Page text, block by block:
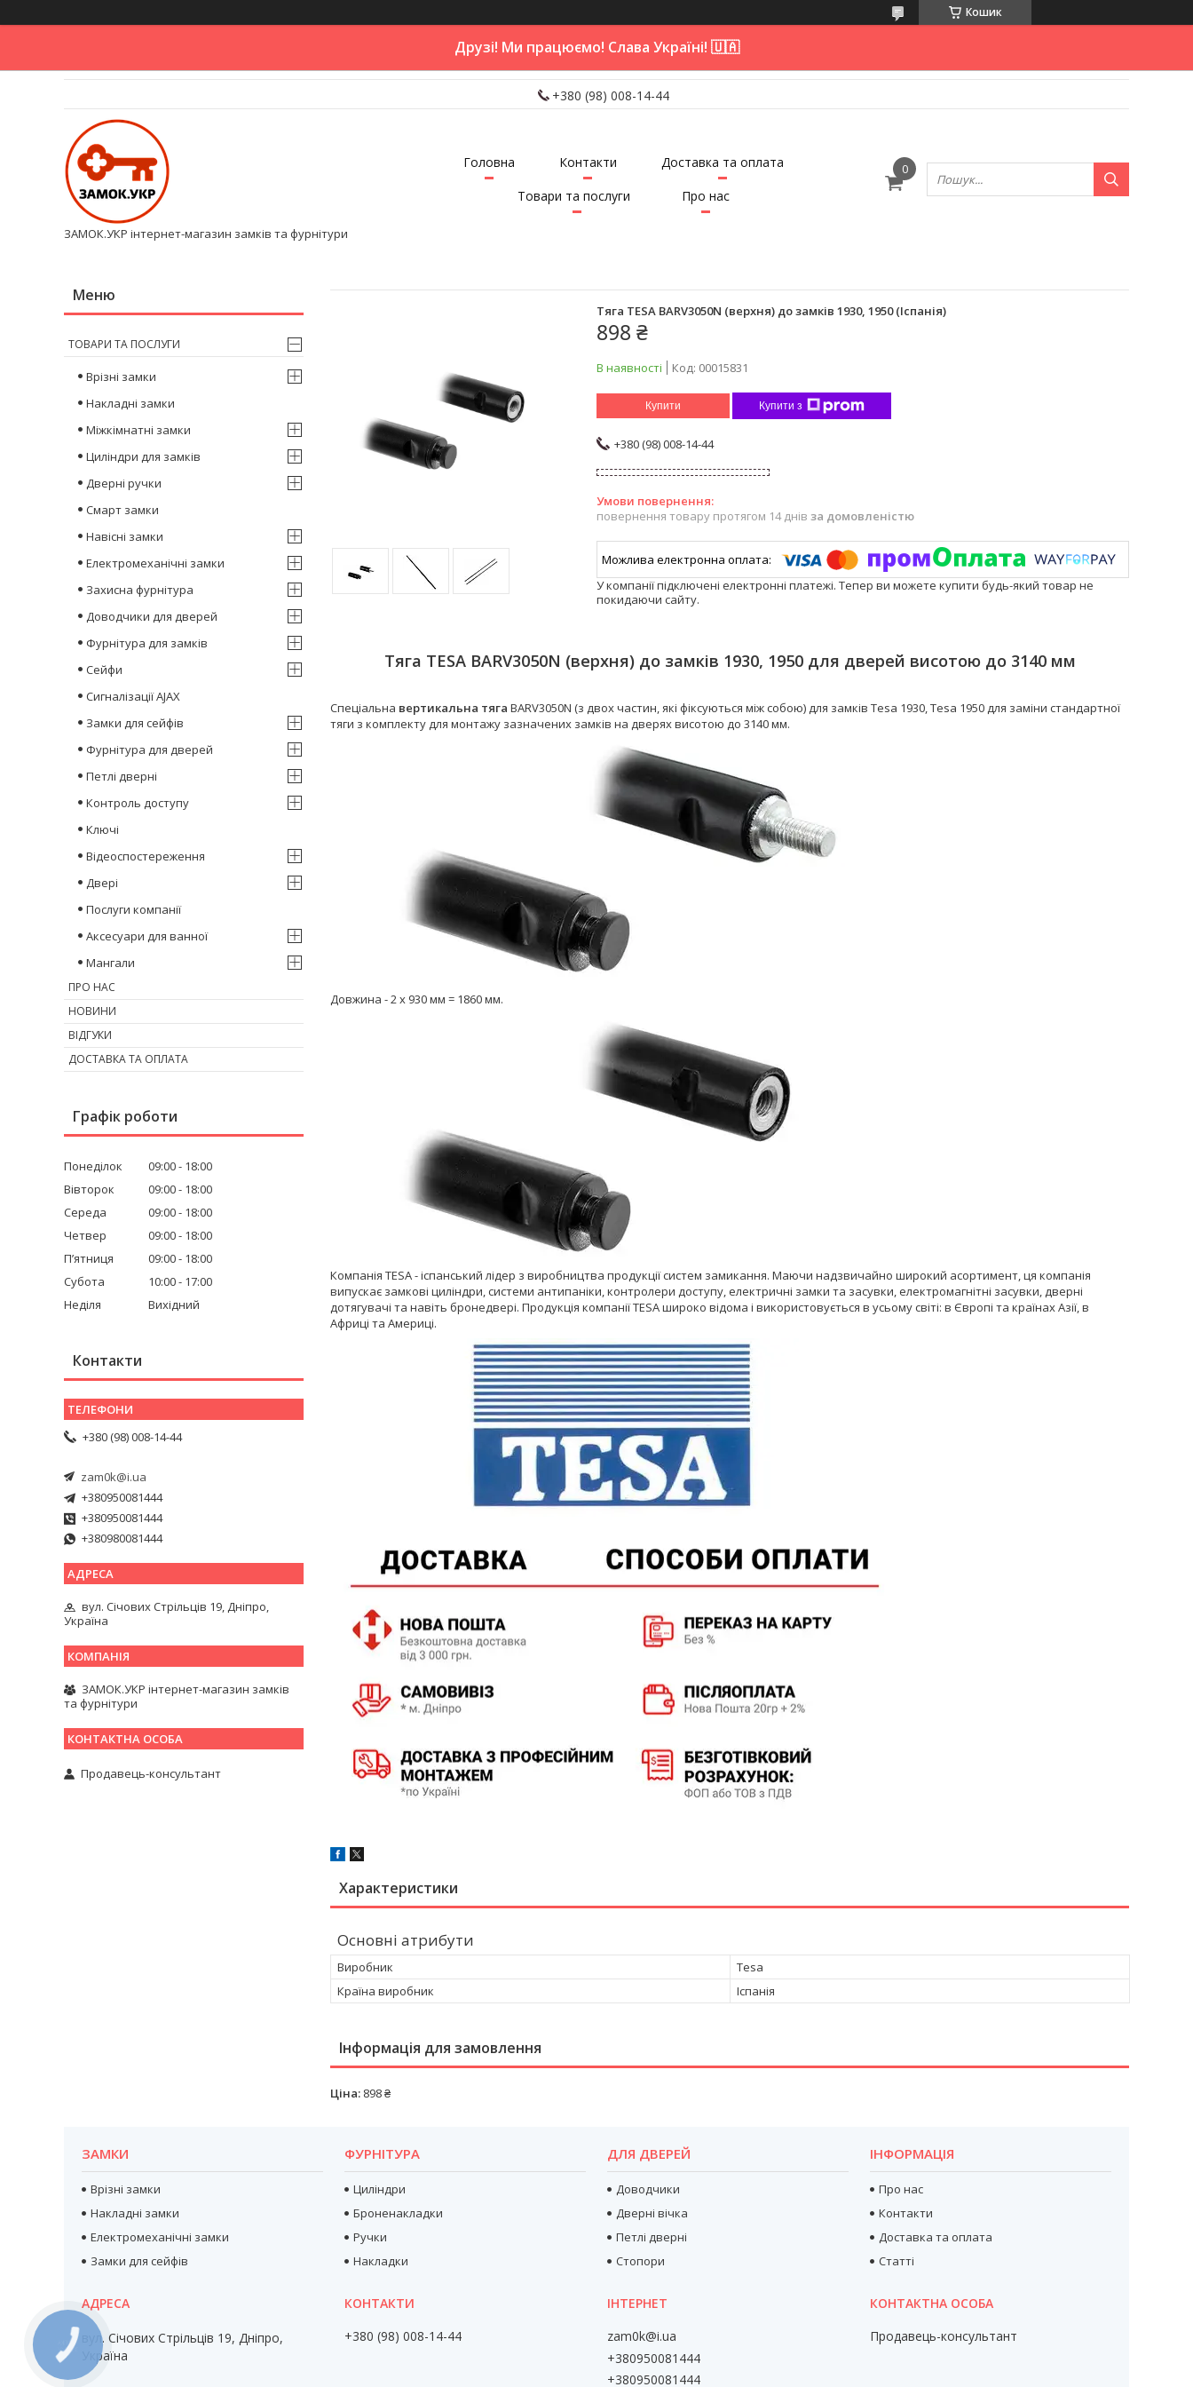
Кошик
Друзі! Ми працюємо! Слава Україні! 🇺🇦
+380 (98) 008-14-44
ЗАМОК.УКР інтернет-магазин замків та фурнітури
Головна Контакти
Доставка та оплата
Товари та послуги
Про нас
Тяга TESA BARV3050N (верхня) до замків 1930, 1950 (Іспанія)
898 ₴
В наявності Код: 00015831
Купити Купити з
+380 (98) 008-14-44
повернення товару протягом 14 днів за домовленістю
У компанії підключені електронні платежі. Тепер ви можете купити будь-який товар не
покидаючи сайту.
Тяга TESA BARV3050N (верхня) до замків 1930, 1950 для дверей висотою до 3140 мм
Спеціальна вертикальна тяга BARV3050N (з двох частин, які фіксуються між собою) для замків Tesa 1930, Tesa 1950 для заміни стандартної
тяги з комплекту для монтажу зазначених замків на дверях висотою до 3140 мм.
Довжина - 2 х 930 мм = 1860 мм.
Компанія TESA - іспанський лідер з виробництва продукції систем замикання. Маючи надзвичайно широкий асортимент, ця компанія
випускає замкові циліндри, системи антипаніки, контролери доступу, електричні замки та засувки, електромагнітні засувки, дверні
дотягувачі та навіть бронедвері. Продукція компанії TESA широко відома і використовується в усьому світі: в Європі та країнах Азії, в
Африці та Америці.
Характеристики
Основні атрибути
Виробник
Tesa
Країна виробник
Іспанія
Інформація для замовлення
Ціна: 898 ₴
ТОВАРИ ТА ПОСЛУГИ
Врізні замки
Накладні замки
Міжкімнатні замки
Циліндри для замків
Дверні ручки
Смарт замки
Навісні замки
Електромеханічні замки
Захисна фурнітура
Доводчики для дверей
Фурнітура для замків
Сейфи
Сигналізації AJAX
Замки для сейфів
Фурнітура для дверей
Петлі дверні
Контроль доступу
Ключі
Відеоспостереження
Двері
Послуги компанії
Аксесуари для ванної
Мангали
ПРО НАС
НОВИНИ
ВІДГУКИ
ДОСТАВКА ТА ОПЛАТА
Графік роботи
Понеділок 09:00
18:00
Вівторок
09:00
18:00
Середа
09:00
18:00
Четвер
09:00
18:00
Пʼятниця
09:00
18:00
Субота
10:00
17:00
Неділя
Вихідний
Контакти
+380 (98) 008-14-44
zam0k@i.ua
+380950081444
+380950081444
+380980081444
вул. Січових Стрільців 19, Дніпро,
Україна
ЗАМОК.УКР інтернет-магазин замків
та фурнітури
Продавець-консультант
ЗАМКИ
Врізні замки
Накладні замки
Електромеханічні замки
Замки для сейфів
ФУРНІТУРА
Циліндри
Броненакладки
Ручки
Накладки
ДЛЯ ДВЕРЕЙ
Доводчики
Дверні вічка
Петлі дверні
Стопори
ІНФОРМАЦІЯ
Про нас
Контакти
Доставка та оплата
Статті
вул. Січових Стрільців 19, Дніпро,
Україна
+380 (98) 008-14-44
zam0k@i.ua
+380950081444
+380950081444
Продавець-консультант
КНОПКА
ЗВ'ЯЗКУ